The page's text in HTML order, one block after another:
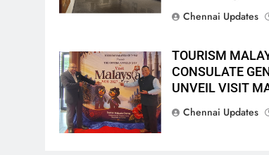
Chennai Updates
TOURISM
CONSULATE
UNVEIL VISIT
Chennai Updates